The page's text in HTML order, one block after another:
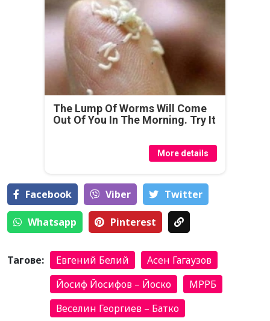
The Lump Of Worms Will Come
Out Of You In The Morning. Try It
More details
Facebook Viber Тwitter
Whatsapp Pinterest
Тагове: Евгений Белий
Асен Гагаузов
Йосиф Йосифов – Йоско
МРРБ
Веселин Георгиев – Батко